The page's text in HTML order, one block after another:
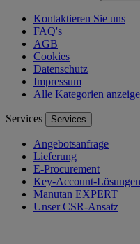
Kontaktieren Sie uns
FAQ's
AGB
Cookies
Datenschutz
Impressum
Alle Kategorien
Services Services
Angebotsanfrage
Lieferung
E-Procurement
Key-Account-Lösungen
Manutan EXPERT
Unser CSR-Ansatz